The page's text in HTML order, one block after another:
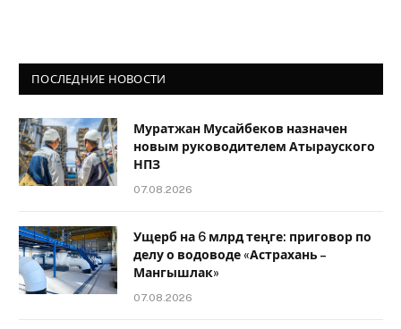
ПОСЛЕДНИЕ НОВОСТИ
Муратжан Мусайбеков назначен
новым руководителем Атырауского
НПЗ
07.08.2026
Ущерб на 6 млрд теңге: приговор по
делу о водоводе «Астрахань –
Мангышлак»
07.08.2026